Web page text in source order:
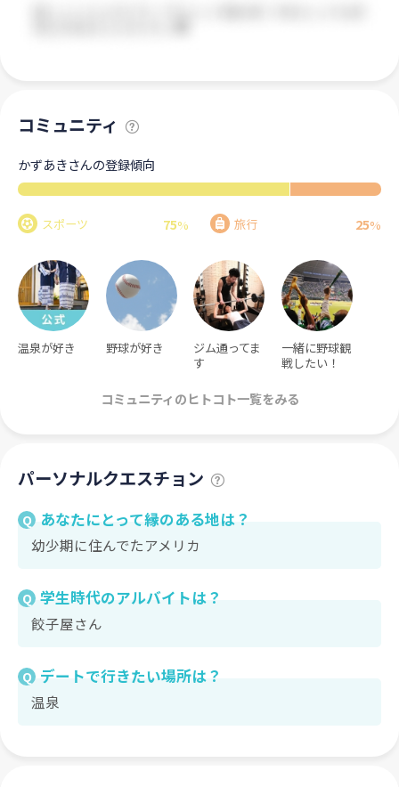
コミュニティ
かずあきさんの登録傾向
スポーツ 75% 旅行 25%
温泉が好き 野球が好き
ジム通ってま
す
一緒に野球観
戦したい！
コミュニティのヒトコト一覧をみる
パーソナルクエスチョン
Q あなたにとって縁のある地は？
幼少期に住んでたアメリカ
Q 学生時代のアルバイトは？
餃子屋さん
Q デートで行きたい場所は？
温泉